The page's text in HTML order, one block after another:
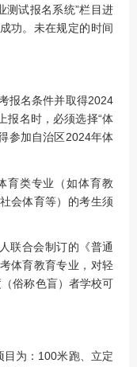
测试报名系统”栏目进
功。未在规定的时间
名条件并取得2024
报名时，必须选择“体
参加自治区2024年体
类专业（如体育教
会体育等）的考生须
合会制订的《普通
体育教育专业，对轻
俗称色盲）者学校可
为：100米跑、立定